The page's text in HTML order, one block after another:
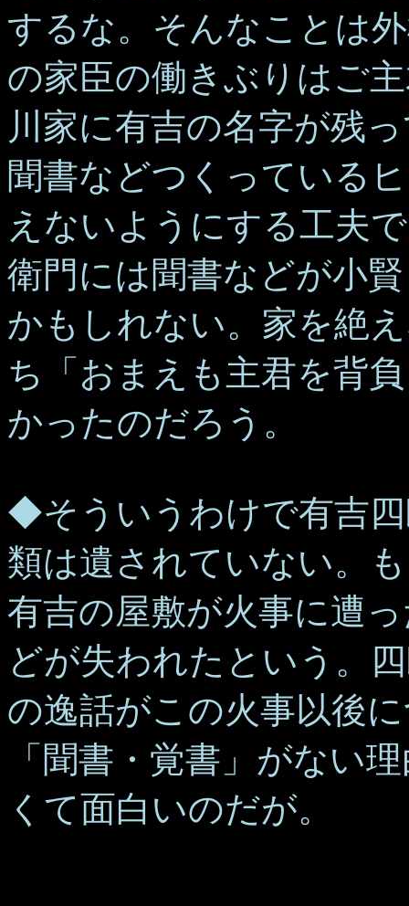
するな。そんなことは
の家臣の働きぶりはご
川家に有吉の名字が残
聞書などつくっている
えないようにする工夫
衛門には聞書などが小
かもしれない。家を絶
ち「おまえも主君を背
かったのだろう。
◆そういうわけで有吉
類は遺されていない。
有吉の屋敷が火事に遭
どが失われたという。
の逸話がこの火事以後
「聞書・覚書」がない
くて面白いのだが。